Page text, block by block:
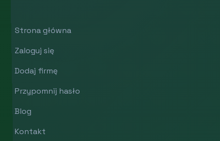
Strona główna
Zaloguj się
Dodaj firmę
Przypomnij hasło
Blog
Kontakt